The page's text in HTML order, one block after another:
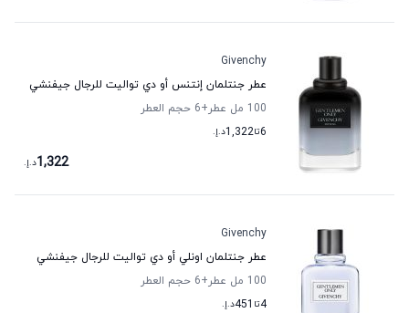
Givenchy
عطر جنتلمان إنتنس أو دي تواليت للرجال جيفنشي
100 مل عطر
+6
حجم العطر
6تا1,322د.إ.
1,322د.إ.
Givenchy
عطر جنتلمان اونلي أو دي تواليت للرجال جيفنشي
100 مل عطر
+6
حجم العطر
4تا 451د.إ.